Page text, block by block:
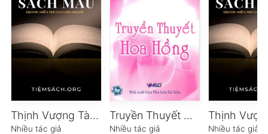
Thịnh Vượng Tài Chính Tuổi 30 – Tập 1
Nhiều tác giả
Truyền Thuyết Hoa Hồng
Nhiều tác giả Nhiều tác giả